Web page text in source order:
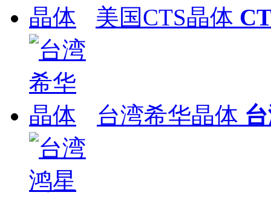
美国CTS晶体
台湾希华晶体